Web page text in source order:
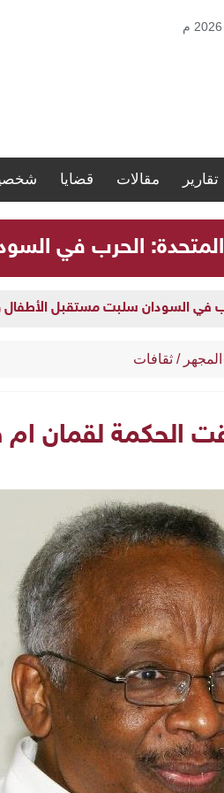
تقارير مقالات قضايا
الحرب في السودان سلبت
مستشفيات مكة تنفذ يوماً
/ ثقافات
الحكمة لقمان ام